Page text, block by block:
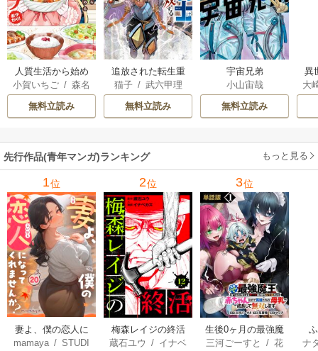
人質生活から始め
るスローライフ
小賀いちご /森名
尚
無料立読み
追放された転生重
騎士はゲーム知識
で無双する
猫子/ 武六甲理
/じゃいあん
無料立読み
宇宙兄弟
小山宙哉
無料立読み
異
は
大
先行作品(青年マンガ)ランキング もっと見る
1位
妻よ、僕の恋人に
なってくれません
mamaya/STUDI
2位
梅森レイジの終活
蔵石ユウ / イナベ
3位
生後0ヶ月の最強魔
王 食べるだけ強
三河ごーすと /花
ナ